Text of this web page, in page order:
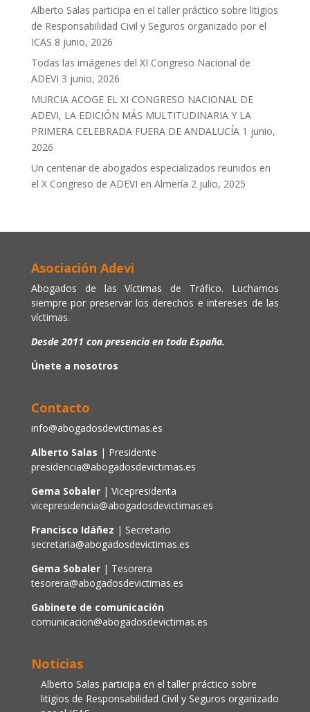
Alberto Salas participa en el taller práctico sobre litigios
de Responsabilidad Civil y Seguros organizado por el
ICAS 8 junio, 2026
Todas las imágenes del XI Congreso Nacional de
ADEVI 3 junio, 2026
MURCIA ACOGE EL XI CONGRESO NACIONAL DE
ADEVI, LA EDICIÓN MÁS MULTITUDINARIA Y LA
PRIMERA CELEBRADA FUERA DE ANDALUCÍA 1 junio,
2026
Un centenar de abogados especializados reunidos en
el X Congreso de ADEVI en Almería 2 julio, 2025
Asociación Adevi
Abogados de las Víctimas de Tráfico. Luchamos
siempre por preservar los derechos e intereses de las
víctimas.
Desde 2011 con presencia en toda España.
Únete a nosotros
Contacto
info@abogadosdevictimas.es
Alberto Salas | Presidente
presidencia@abogadosdevictimas.es
Gema Sobaler | Vicepresidenta
vicepresidencia@abogadosdevictimas.es
Francisco Idáñez | Secretario
secretaria@abogadosdevictimas.es
Gema Sobaler| Tesorera
tesorera@abogadosdevictimas.es
Gabinete de comunicación
comunicacion@abogadosdevictimas.es
Noticias
Alberto Salas participa en el taller práctico sobre
litigios de Responsabilidad Civil y Seguros organizado